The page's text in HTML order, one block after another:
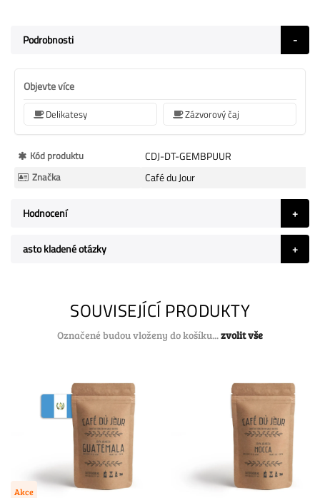
Podrobnosti
Objevte více
Delikatesy Zázvorový čaj
Více
informací
Kód produktu CDJ-DT-GEMBPUUR
Značka Café du Jour
Hodnocení
asto kladené otázky
SOUVISEJÍCÍ PRODUKTY
Označené budou vloženy do košíku...zvolit vše
Akce